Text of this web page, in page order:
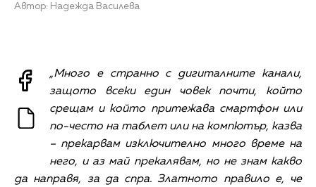
Автор: Надежда Василева
„Много е странно с дигиталните канали,
защото всеки един човек почти, който
срещам и който притежава смартфон или
по-често на таблет или на компютър, казва
– прекарвам изключително много време на
него, и аз май прекалявам, но не знам какво
да направя, за да спра. Златното правило е, че